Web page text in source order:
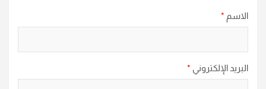
الاسم *
البريد الإلكتروني *